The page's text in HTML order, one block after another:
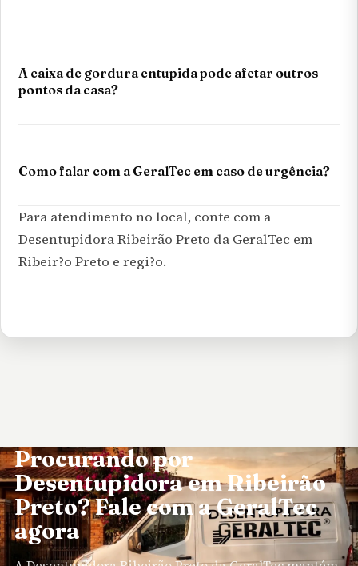
A caixa de gordura entupida pode afetar outros
pontos da casa?
Como falar com a GeralTec em caso de urgência?
Para atendimento no local, conte com a
Desentupidora Ribeirão Preto da GeralTec em
Ribeir?o Preto e regi?o.
Procurando por
Desentupidora em Ribeirão
Preto? Fale com a GeralTec
agora